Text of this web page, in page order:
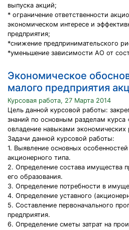
выпуска акций;
* ограничение ответственности
экономическом интересе и
предприятия;
*снижение предпринимательского
*уменьшение зависимости АО от
Экономическое
малого предприятия
Курсовая работа, 27 Марта 2014
Цель данной курсовой работы:
знаний по основным разделам курса
овладение навыками экономических
Задачи данной курсовой работы:
1. Выявление основных
акционерного типа.
2. Определение состава имущества
его образования.
3. Определение потребности в
4. Определение уставного
5. Составление первоначального
предприятия.
6. Определение сметы затрат на